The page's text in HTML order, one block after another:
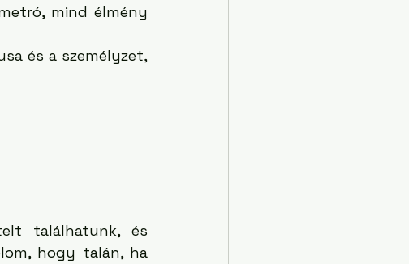
mind élmény
és a személyzet,
találhatunk, és
hogy talán, ha